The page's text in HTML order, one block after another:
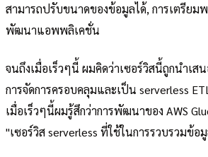
สามารถปรับขนาดของข้อมูลได้, การเตรียม
พัฒนาแอพพลิเคชั่น
จนถึงเมื่อเร็วๆนี้ ผมคิดว่าเซอร์วิสนี้ถูกนำเส
การจัดการครอบคลุมและเป็น serverless
เมื่อเร็วๆนี้ผมรู้สึกว่าการพัฒนาของ AWS
"เซอร์วิส serverless ที่ใช้ในการรวบรวมข้อ